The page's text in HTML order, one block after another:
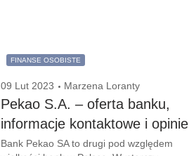
FINANSE OSOBISTE
09 Lut 2023 Marzena Loranty
Pekao S.A. – oferta banku,
informacje kontaktowe i opinie
Bank Pekao SA to drugi pod względem